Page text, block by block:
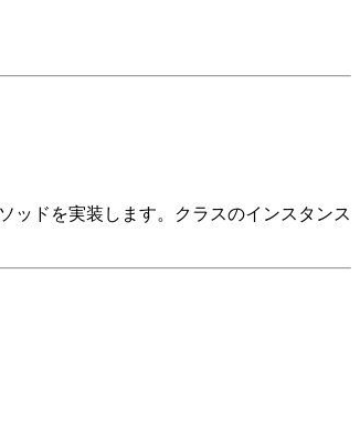
ッドを実装します。クラスのインスタンス